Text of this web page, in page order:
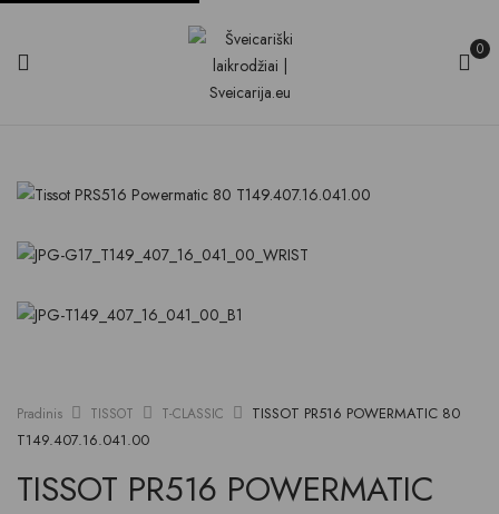
0
Pradinis TISSOT T-CLASSIC
TISSOT PR516 POWERMATIC 80
T149.407.16.041.00
TISSOT PR516 POWERMATIC